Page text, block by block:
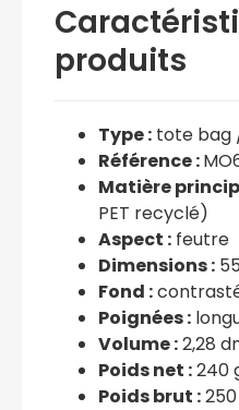
produits
Type : tote bag
Référence :
Matière
PET recyclé)
Aspect : feutre
Dimensions :
Fond :
Poignées :
Volume :2,28
Poids net :240
Poids brut :